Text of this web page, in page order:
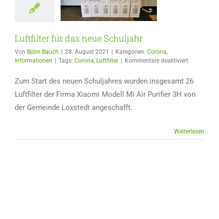
Informationen
Luftfilter für das neue Schuljahr
Von Björn Bauch 28. August 2021 Kategorien: Corona,
Informationen
Tags: Corona, Luftfilter Kommentare deaktiviertfür
für
neue
Zum Start des neuen Schuljahres wurden insgesamt 26
Luftfilter der Firma Xiaomi Modell Mi Air Purifier 3H von
der Gemeinde Loxstedt angeschafft.
Weiterlesen